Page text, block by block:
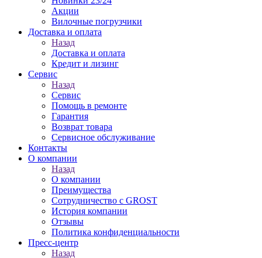
Акции
Вилочные погрузчики
Доставка и оплата
Назад
Доставка и оплата
Кредит и лизинг
Сервис
Назад
Сервис
Помощь в ремонте
Гарантия
Возврат товара
Сервисное обслуживание
Контакты
О компании
Назад
О компании
Преимущества
Сотрудничество с GROST
История компании
Отзывы
Политика конфиденциальности
Пресс-центр
Назад